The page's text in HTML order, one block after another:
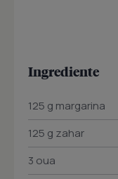
Ingrediente
125 g margarina
125 g zahar
3 oua